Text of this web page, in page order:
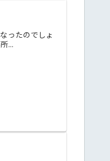
ったのでしょ
...